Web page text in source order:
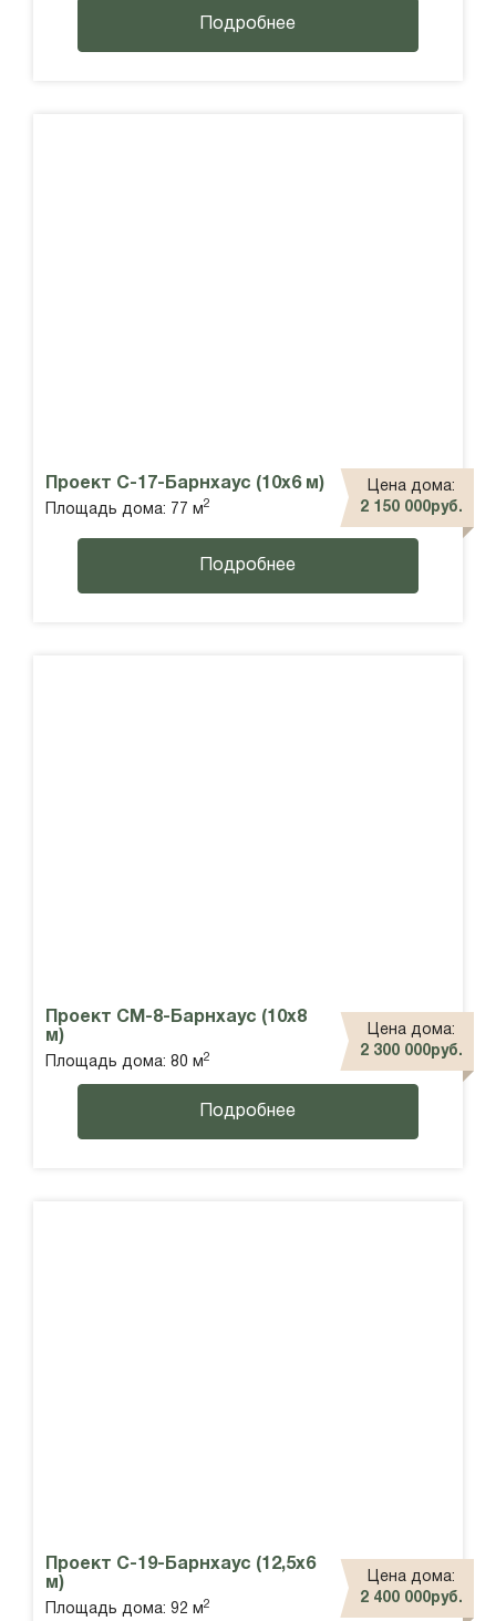
Подробнее
Проект С-17-Барнхаус (10х6 м)
Площадь дома: 77 м2
Цена дома:
2 150 000руб.
Подробнее
Проект СМ-8-Барнхаус (10х8
м)
Площадь дома: 80 м 2
Цена дома:
2 300 000руб.
Подробнее
Проект С-19-Барнхаус (12,5х6
м)
Площадь дома: 92 м 2
Цена дома:
2 400 000руб.